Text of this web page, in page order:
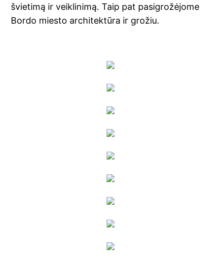
švietimą ir veiklinimą. Taip pat pasigrožėjome
Bordo miesto architektūra ir grožiu.